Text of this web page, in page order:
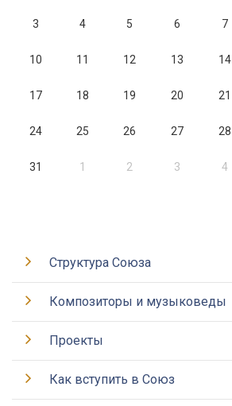
3 4 5 6 7
10 11 12 13 14
17 18 19 20 21
24 25 26 27 28
31 1 2 3 4
Структура Союза
Композиторы и музыковеды
Проекты
Как вступить в Союз